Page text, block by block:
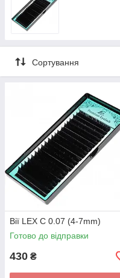
Сортування
Вії LEX C 0.07 (4-7mm)
Готово до відправки
430 ₴